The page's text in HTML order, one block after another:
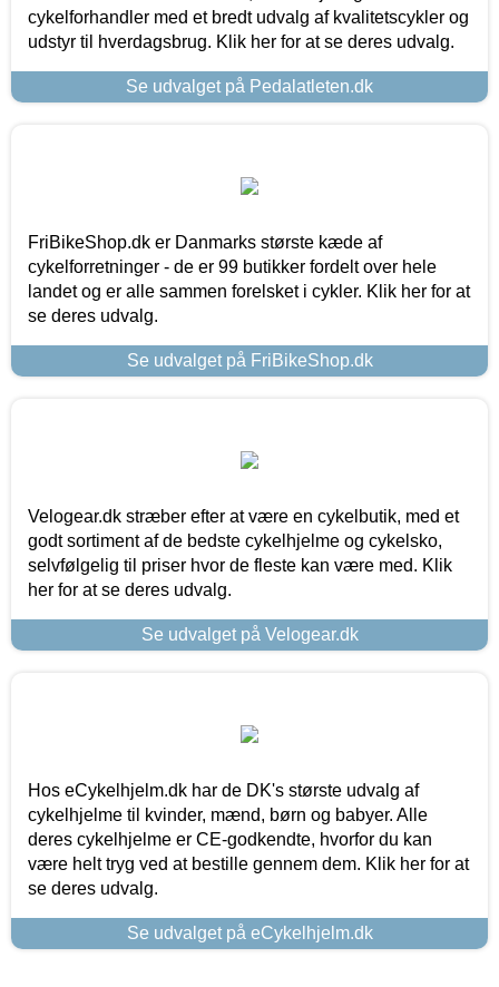
cykelforhandler med et bredt udvalg af kvalitetscykler og
udstyr til hverdagsbrug. Klik her for at se deres udvalg.
Se udvalget på Pedalatleten.dk
FriBikeShop.dk er Danmarks største kæde af
cykelforretninger - de er 99 butikker fordelt over hele
landet og er alle sammen forelsket i cykler. Klik her for at
se deres udvalg.
Se udvalget på FriBikeShop.dk
Velogear.dk stræber efter at være en cykelbutik, med et
godt sortiment af de bedste cykelhjelme og cykelsko,
selvfølgelig til priser hvor de fleste kan være med. Klik
her for at se deres udvalg.
Se udvalget på Velogear.dk
Hos eCykelhjelm.dk har de DK's største udvalg af
cykelhjelme til kvinder, mænd, børn og babyer. Alle
deres cykelhjelme er CE-godkendte, hvorfor du kan
være helt tryg ved at bestille gennem dem. Klik her for at
se deres udvalg.
Se udvalget på eCykelhjelm.dk